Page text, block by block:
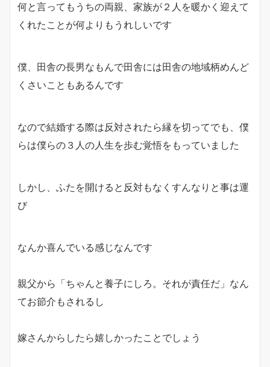
何と言ってもうちの両親、家族が２人を暖かく迎えて
くれたことが何よりもうれしいです
僕、田舎の長男なもんで田舎には田舎の地域柄めんど
くさいこともあるんです
なので結婚する際は反対されたら縁を切ってでも、僕
らは僕らの３人の人生を歩む覚悟をもっていました
しかし、ふたを開けると反対もなくすんなりと事は運
び
なんか喜んでいる感じなんです
親父から「ちゃんと養子にしろ。それが責任だ」なん
てお節介もされるし
嫁さんからしたら嬉しかったことでしょう